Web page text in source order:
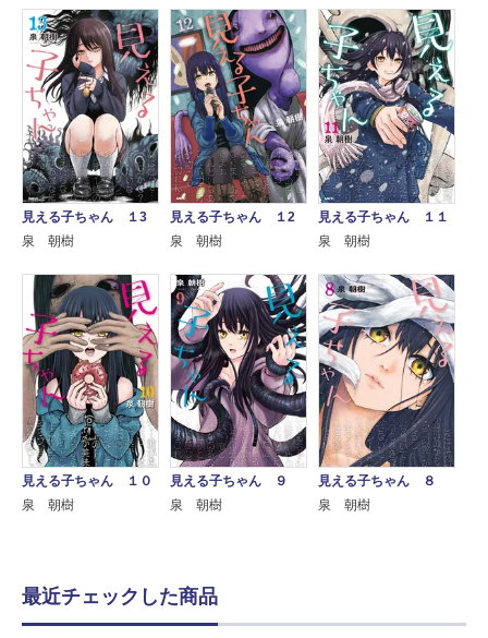
見える子ちゃん １3
泉 朝樹
見える子ちゃん １2
泉 朝樹
見える子ちゃん １１
泉 朝樹
見える子ちゃん １０
泉 朝樹
見える子ちゃん ９
泉 朝樹
見える子ちゃん ８
泉 朝樹
最近チェックした商品